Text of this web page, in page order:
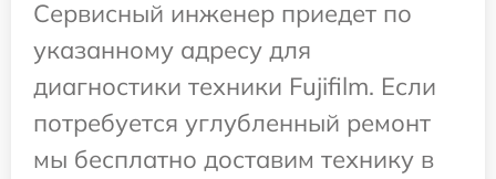
Сервисный инженер приедет по
указанному адресу для
диагностики техники Fujifilm. Если
потребуется углубленный ремонт
мы бесплатно доставим технику в